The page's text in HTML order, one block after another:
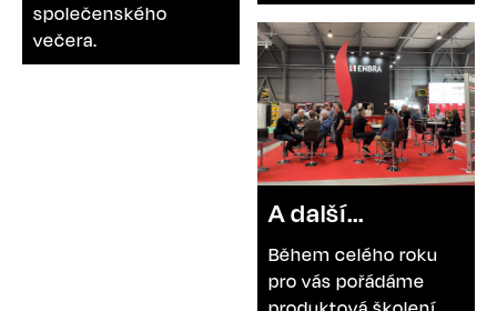
společenského
večera.
A další...
Během celého roku
pro vás pořádáme